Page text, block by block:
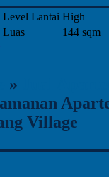
Level Lantai High
Luas
144 sqm
»
Village